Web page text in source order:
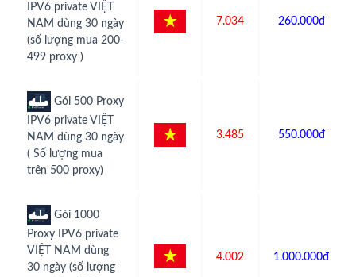
IPV6 private VIỆT
NAM dùng 30 ngày
(số lượng mua 200-
499 proxy )
7.034 260.000đ
Gói 500 Proxy
IPV6 private VIỆT
NAM dùng 30 ngày
( Số lượng mua
trên 500 proxy)
3.485 550.000đ
Gói 1000
Proxy IPV6 private
VIỆT NAM dùng
30 ngày (số lượng
4.002 1.000.000đ